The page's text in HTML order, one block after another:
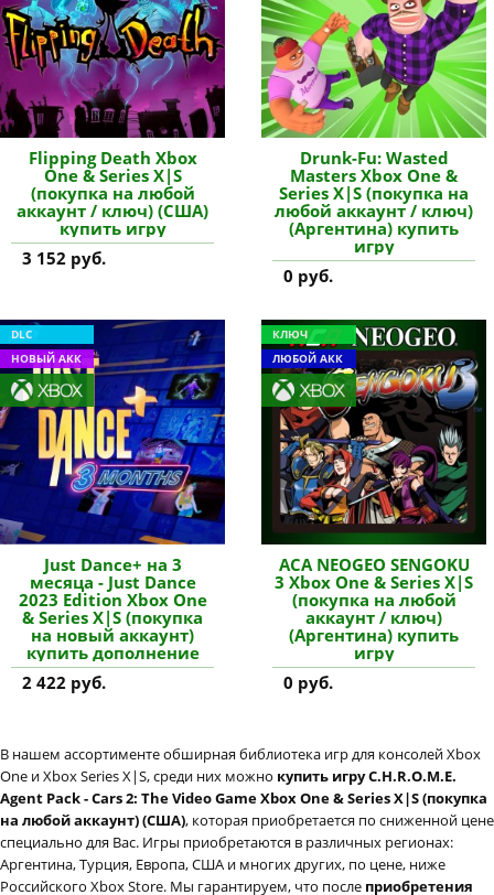
Flipping Death Xbox
One & Series X|S
(покупка на любой
аккаунт / ключ) (США)
купить игру
3 152 руб.
Drunk-Fu: Wasted
Masters Xbox One &
Series X|S (покупка на
любой аккаунт / ключ)
(Аргентина) купить
игру
0 руб.
DLC
НОВЫЙ АКК
Just Dance+ на 3
месяца - Just Dance
2023 Edition Xbox One
& Series X|S (покупка
на новый аккаунт)
купить дополнение
2 422 руб.
КЛЮЧ
ЛЮБОЙ АКК
ACA NEOGEO SENGOKU
3 Xbox One & Series X|S
(покупка на любой
аккаунт / ключ)
(Аргентина) купить
игру
0 руб.
В нашем ассортименте обширная библиотека игр для консолей Xbox
One и Xbox Series X|S, среди них можно купить игру C.H.R.O.M.E.
Agent Pack - Cars 2: The Video Game Xbox One & Series X|S (покупка
на любой аккаунт) (США), которая приобретается по сниженной цене
специально для Вас. Игры приобретаются в различных регионах:
Аргентина, Турция, Европа, США и многих других, по цене, ниже
Российского Xbox Store. Мы гарантируем, что после приобретения